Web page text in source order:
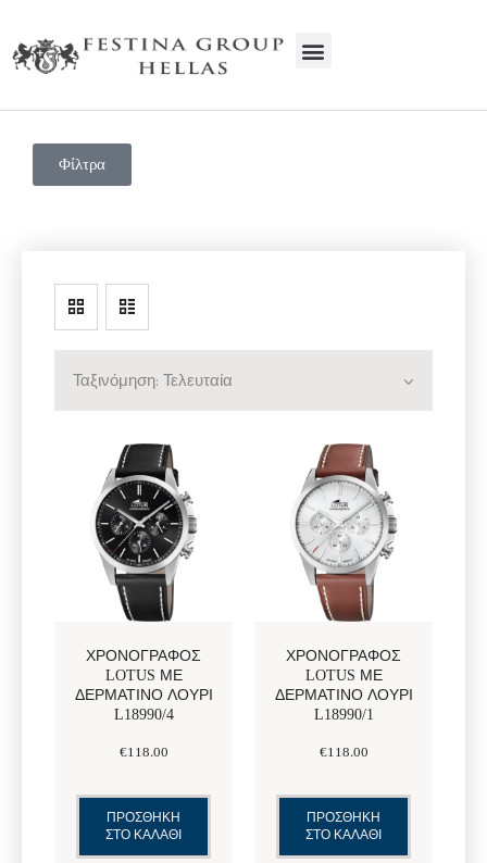
FESTINA GROUP HELLAS
Ρολόγια | Service | Κοσμήματα
ΑΡΧΙΚΗ
SERVICE
ΕΠΙΚΟΙΝΩΝΊΑ
ΧΟΝΔΡΙΚΉ
Φίλτρα
ΧΡΟΝΟΓΡΆΦΟΣ
LOTUS ΜΕ
ΔΕΡΜΆΤΙΝΟ ΛΟΥΡΊ
L18990/4
€118.00
ΠΡΟΣΘΗΚΗ
ΣΤΟ ΚΑΛΑΘΙ
ΧΡΟΝΟΓΡΆΦΟΣ
LOTUS ΜΕ
ΔΕΡΜΆΤΙΝΟ ΛΟΥΡΊ
L18990/1
€118.00
ΠΡΟΣΘΗΚΗ
ΣΤΟ ΚΑΛΑΘΙ